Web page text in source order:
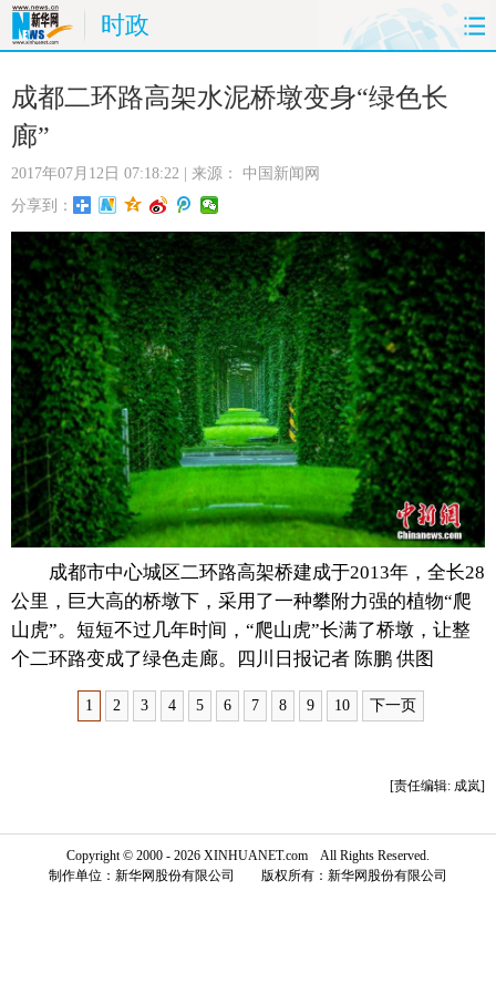
时政
首页 时政 国际 财经
娱乐
时尚 思客
港澳 台湾 华人 汽车
科技 能源 房产 公司
图片 视频 彩票 食品
旅游 健康 信息化 数据
金融 公益 军事 无人机
富媒体 摄影 新华广播
新华电视中文 新华电视英文 返回PC
成都二环路高架水泥桥墩变身“绿色长
廊”
2017年07月12日 07:18:22 | 来源： 中国新闻网
分享到：
成都市中心城区二环路高架桥建成于2013年，全长28
公里，巨大高的桥墩下，采用了一种攀附力强的植物“爬
山虎”。短短不过几年时间，“爬山虎”长满了桥墩，让整
个二环路变成了绿色走廊。四川日报记者 陈鹏 供图
1 2 3 4 5 6 7 8 9 10 下一页
[责任编辑: 成岚]
Copyright © 2000 - 2026 XINHUANET.com All Rights Reserved.
制作单位：新华网股份有限公司 版权所有：新华网股份有限公司